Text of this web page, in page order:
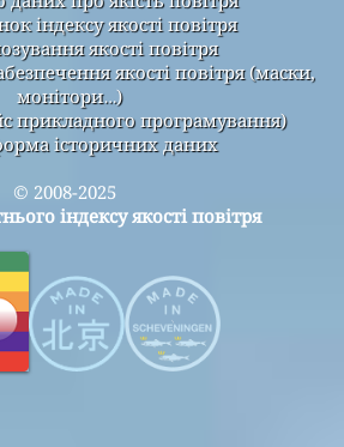
індексу якості повітря
якості повітря
якості повітря (маски,
монітори…)
прикладного програмування)
історичних даних
© 2008-2025
індексу якості повітря